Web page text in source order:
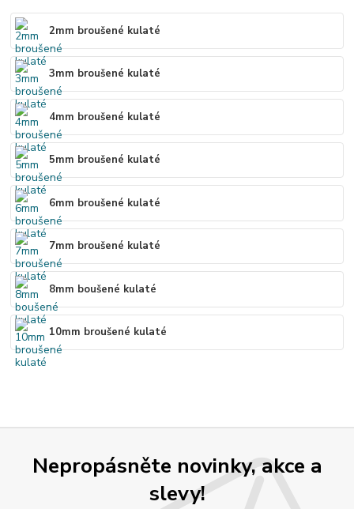
2mm broušené kulaté
3mm broušené kulaté
4mm broušené kulaté
5mm broušené kulaté
6mm broušené kulaté
7mm broušené kulaté
8mm boušené kulaté
10mm broušené kulaté
Nepropásněte novinky, akce a
slevy!